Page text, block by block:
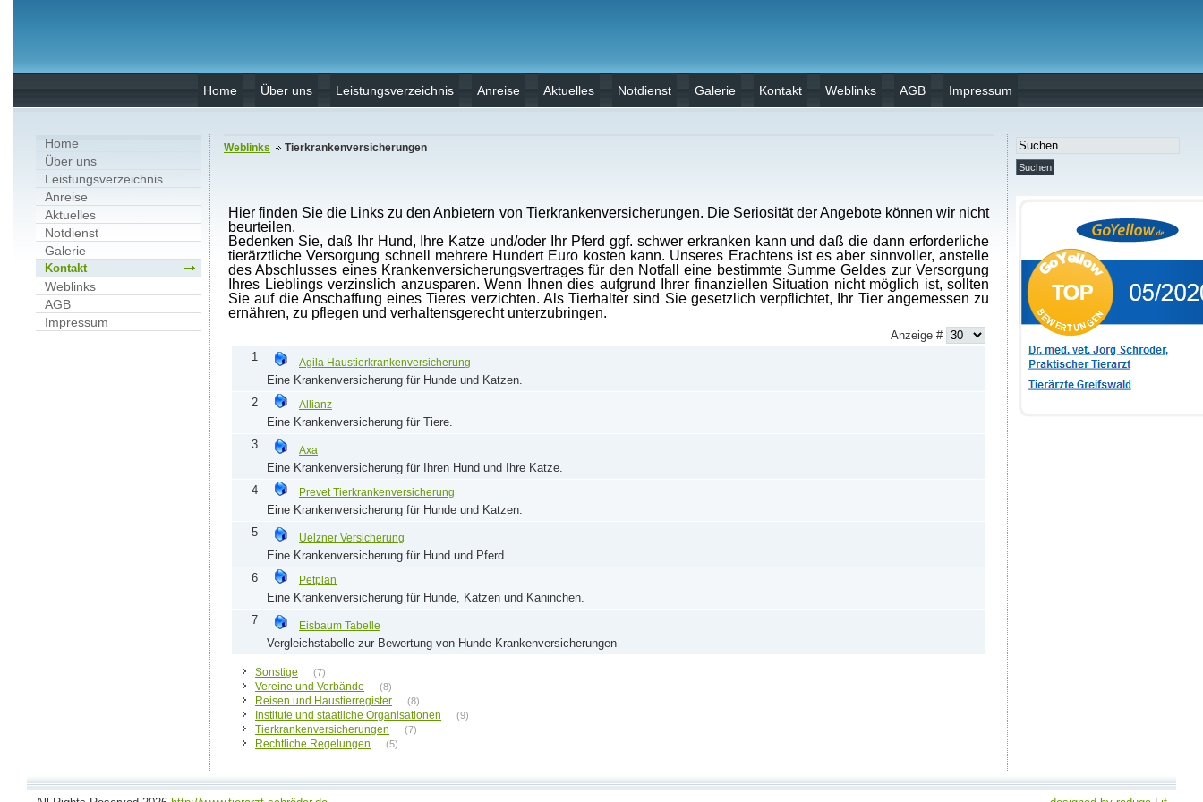
Home Über uns Leistungsverzeichnis Anreise Aktuelles Notdienst Galerie Kontakt Weblinks AGB Impressum
Home
Über uns
Leistungsverzeichnis
Anreise
Aktuelles
Notdienst
Galerie
Kontakt
Weblinks
AGB
Impressum
Weblinks Tierkrankenversicherungen
Hier finden Sie die Links zu den Anbietern von Tierkrankenversicherungen. Die Seriosität der Angebote können wir nicht
beurteilen.
Bedenken Sie, daß Ihr Hund, Ihre Katze und/oder Ihr Pferd ggf. schwer erkranken kann und daß die dann erforderliche
tierärztliche Versorgung schnell mehrere Hundert Euro kosten kann. Unseres Erachtens ist es aber sinnvoller, anstelle
des Abschlusses eines Krankenversicherungsvertrages für den Notfall eine bestimmte Summe Geldes zur Versorgung
Ihres Lieblings verzinslich anzusparen. Wenn Ihnen dies aufgrund Ihrer finanziellen Situation nicht möglich ist, sollten
Sie auf die Anschaffung eines Tieres verzichten. Als Tierhalter sind Sie gesetzlich verpflichtet, Ihr Tier angemessen zu
ernähren, zu pflegen und verhaltensgerecht unterzubringen.
Anzeige #
1
Agila Haustierkrankenversicherung
Eine Krankenversicherung für Hunde und Katzen.
2
Allianz
Eine Krankenversicherung für Tiere.
3
Axa
Eine Krankenversicherung für Ihren Hund und Ihre Katze.
4
Prevet Tierkrankenversicherung
Eine Krankenversicherung für Hunde und Katzen.
5
Uelzner Versicherung
Eine Krankenversicherung für Hund und Pferd.
6
Petplan
Eine Krankenversicherung für Hunde, Katzen und Kaninchen.
7
Eisbaum Tabelle
Vergleichstabelle zur Bewertung von Hunde-Krankenversicherungen
Sonstige (7)
Vereine und Verbände (8)
Reisen und Haustierregister (8)
Institute und staatliche Organisationen (9)
Tierkrankenversicherungen (7)
Rechtliche Regelungen (5)